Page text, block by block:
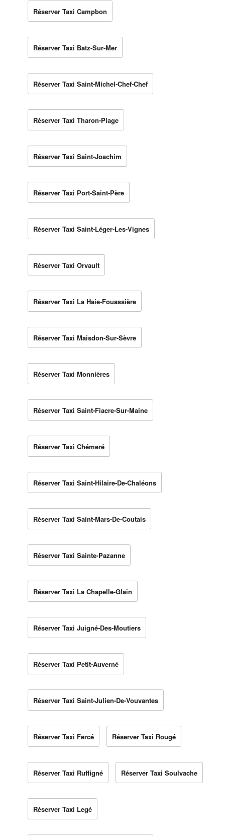
Réserver Taxi Campbon
Réserver Taxi Batz-Sur-Mer
Réserver Taxi Saint-Michel-Chef-Chef
Réserver Taxi Tharon-Plage
Réserver Taxi Saint-Joachim
Réserver Taxi Port-Saint-Père
Réserver Taxi Saint-Léger-Les-Vignes
Réserver Taxi Orvault
Réserver Taxi La Haie-Fouassière
Réserver Taxi Maisdon-Sur-Sèvre
Réserver Taxi Monnières
Réserver Taxi Saint-Fiacre-Sur-Maine
Réserver Taxi Chémeré
Réserver Taxi Saint-Hilaire-De-Chaléons
Réserver Taxi Saint-Mars-De-Coutais
Réserver Taxi Sainte-Pazanne
Réserver Taxi La Chapelle-Glain
Réserver Taxi Juigné-Des-Moutiers
Réserver Taxi Petit-Auverné
Réserver Taxi Saint-Julien-De-Vouvantes
Réserver Taxi Fercé Réserver Taxi Rougé
Réserver Taxi Ruffigné Réserver Taxi Soulvache
Réserver Taxi Legé